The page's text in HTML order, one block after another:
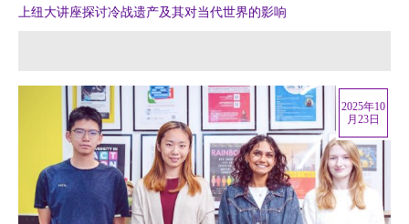
上纽大讲座探讨冷战遗产及其对当代世界的影响
2025年10
月23日